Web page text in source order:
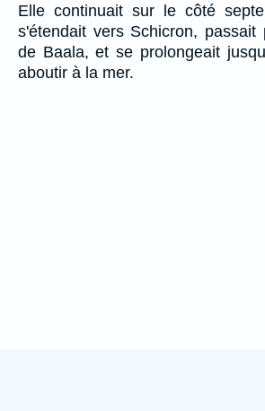
Elle continuait sur le côté
s'étendait vers Schicron, passait
de Baala, et se prolongeait
aboutir à la mer.